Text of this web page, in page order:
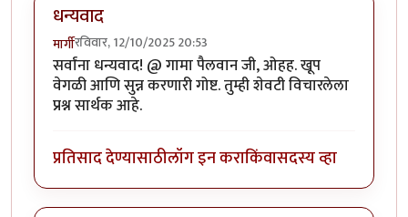
धन्यवाद
मार्गीरविवार, 12/10/2025 20:53
सर्वांना धन्यवाद! @ गामा पैलवान जी, ओहह. खूप
वेगळी आणि सुन्न करणारी गोष्ट. तुम्ही शेवटी विचारलेला
प्रश्न सार्थक आहे.
प्रतिसाद देण्यासाठीलॉग इन कराकिंवासदस्य व्हा